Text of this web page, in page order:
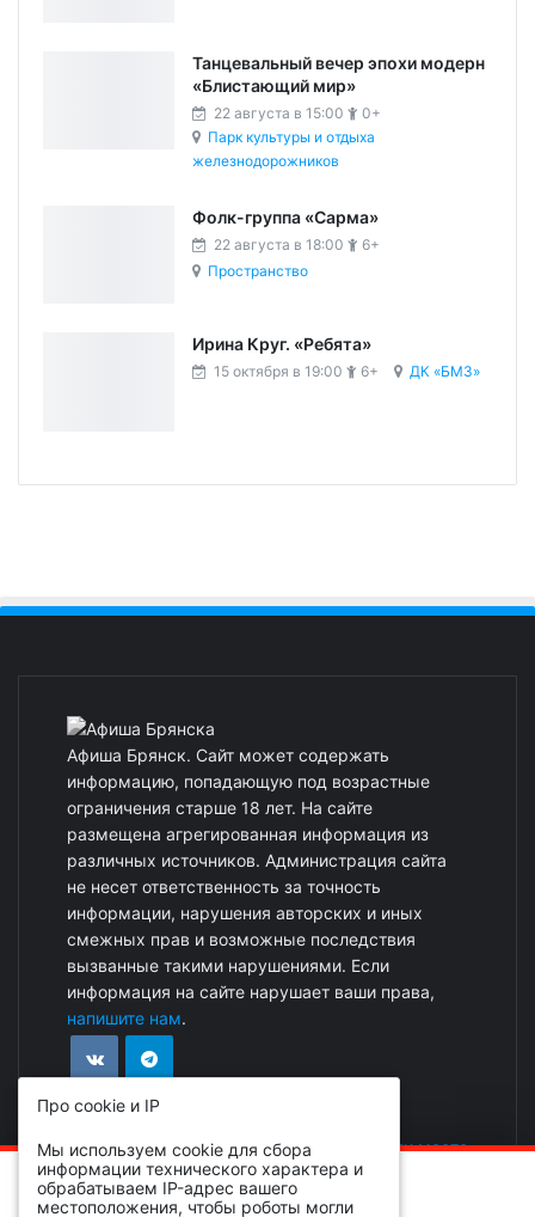
ОБРАТИТЕ ВНИМАНИЕ!
Танцевальный вечер эпохи модерн
«Блистающий мир»
22 августа в 15:00
0+
Парк культуры и отдыха
железнодорожников
Фолк-группа «Сарма»
22 августа в 18:00
6+
Пространство
Ирина Круг. «Ребята»
15 октября в 19:00 6+ ДК «БМЗ»
Афиша Брянск. Сайт может содержать
информацию, попадающую под возрастные
ограничения старше 18 лет. На сайте
размещена агрегированная информация из
различных источников. Администрация сайта
не несет ответственность за точность
информации, нарушения авторских и иных
смежных прав и возможные последствия
вызванные такими нарушениями. Если
информация на сайте нарушает ваши права,
напишите нам.
Реклама на сайте | Добавить событие или место
Про cookie и IP
Мы используем cookie для сбора
информации технического характера и
обрабатываем IP-адрес вашего
местоположения, чтобы роботы могли